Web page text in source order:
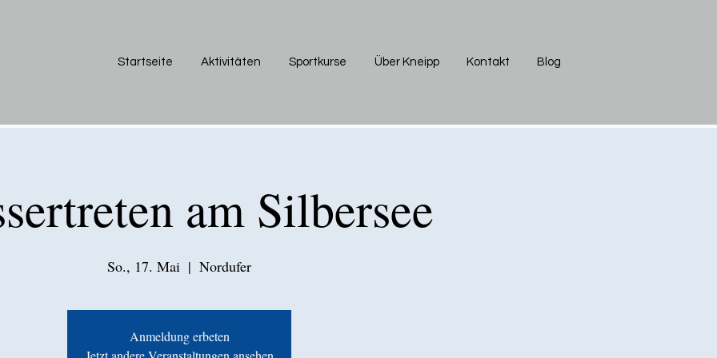
Startseite Aktivitäten Sportkurse Über Kneipp Kontakt Blog
am Silbersee
So., 17. Mai
  |
Nordufer
Anmeldung erbeten